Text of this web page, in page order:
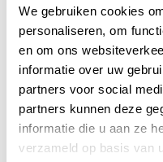
We gebruiken cookies
personaliseren, om
en om ons
informatie over uw
partners voor social
partners kunnen deze
informatie die u aan ze
verzameld op basis van
Makkelijk in onderhoud
Productieland: India
Gewicht: +/- 2100 gr/m2
Getoonde afbeelding
Bijzonderheden: Omdat
uitrollen een beetje
Even oprollen in